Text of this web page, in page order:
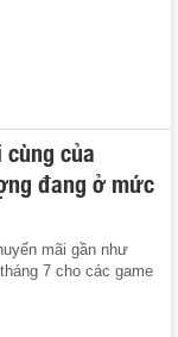
của
đang ở mức
mãi gần như
7 cho các game